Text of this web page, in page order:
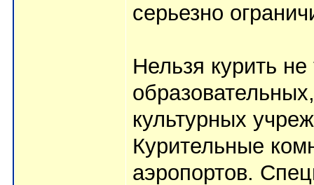
серьезно
Нельзя курить
культурных
Курительные
аэропортов.